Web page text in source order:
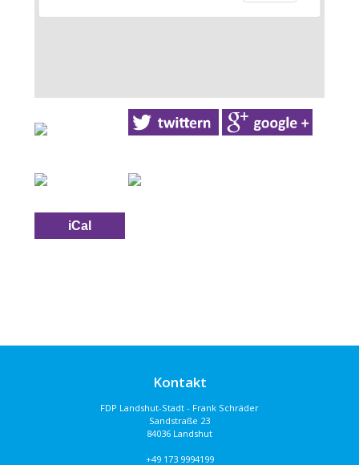
iCal
Kontakt
FDP Landshut-Stadt - Frank Schräder
Sandstraße 23
84036 Landshut
+49 173 9994199